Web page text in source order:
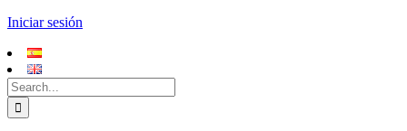
Iniciar sesión
Search
for: